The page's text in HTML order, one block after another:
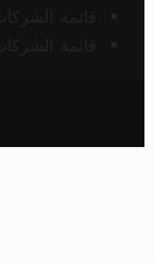
قائمة
قائمة